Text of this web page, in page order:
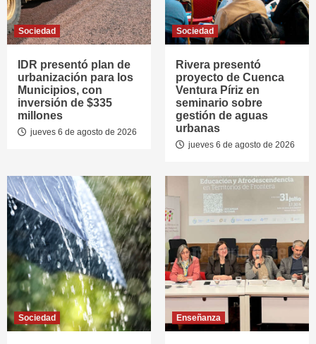
Sociedad
IDR presentó plan de
urbanización para los
Municipios, con
inversión de $335
millones
jueves 6 de agosto de 2026
Sociedad
Rivera presentó
proyecto de Cuenca
Ventura Píriz en
seminario sobre
gestión de aguas
urbanas
jueves 6 de agosto de 2026
Sociedad Enseñanza